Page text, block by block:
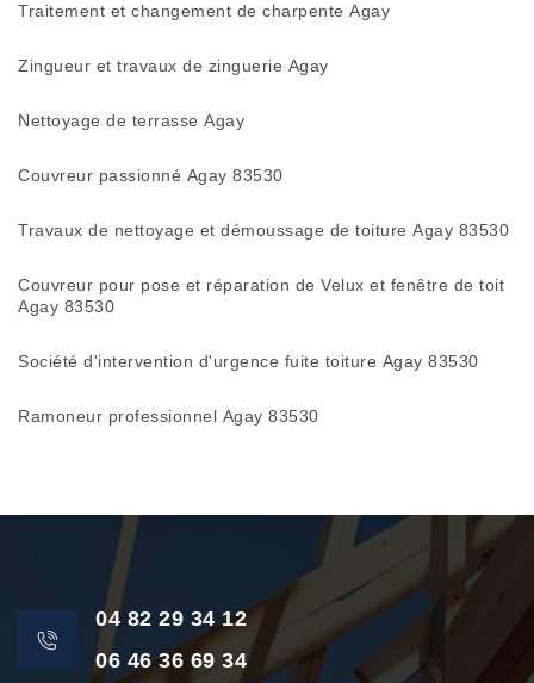
Traitement et changement de charpente Agay
Zingueur et travaux de zinguerie Agay
Nettoyage de terrasse Agay
Couvreur passionné Agay 83530
Travaux de nettoyage et démoussage de toiture Agay 83530
Couvreur pour pose et réparation de Velux et fenêtre de toit
Agay 83530
Société d'intervention d'urgence fuite toiture Agay 83530
Ramoneur professionnel Agay 83530
04 82 29 34 12
06 46 36 69 34